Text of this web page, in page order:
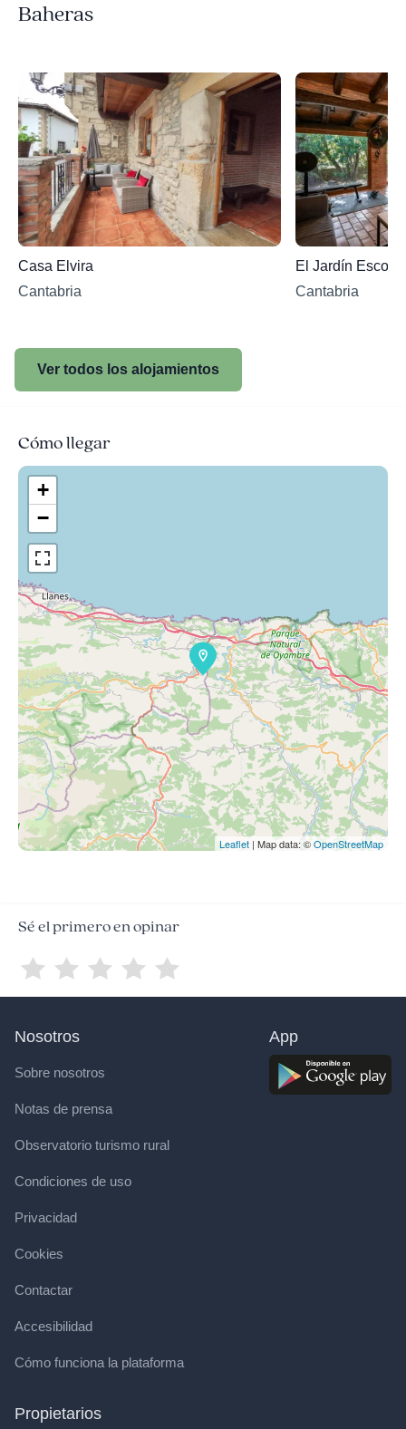
Baheras
Casa Elvira
Cantabria
El Jardín
Cantabria
Ver todos los alojamientos
Cómo llegar
+
−
Leaflet | Map data: ©OpenStreetMap
Sé el primero en opinar
Nosotros
Sobre nosotros
Notas de prensa
Observatorio turismo rural
Condiciones de uso
Privacidad
Cookies
Contactar
Accesibilidad
Cómo funciona la plataforma
Propietarios
App